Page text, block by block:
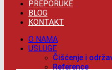
PREPORUKE
BLOG
KONTAKT
O NAMA
USLUGE
Čišćenje i
Reference